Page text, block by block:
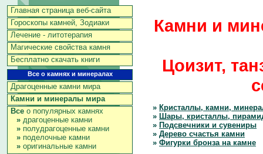
Главная страница веб-сайта
Гороскопы камней, Зодиаки
Лечение - литотерапия
Магические свойства камня
Бесплатно скачать книги
Все о камнях и минералах
Драгоценные камни мира
Камни и минералы мира
Все о популярных камнях
» драгоценные камни
» полудрагоценные камни
» поделочные камни
» оригинальные камни
Камни и
Цоизит,
» Кристаллы, камни,
» Шары, кристаллы,
» Подсвечники и сувениры
» Дерево счастья камни
» Фигурки бронза на камне